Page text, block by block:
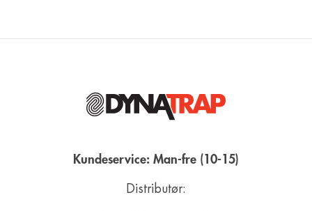
Kundeservice: Man-fre (10-15)
Distributør: